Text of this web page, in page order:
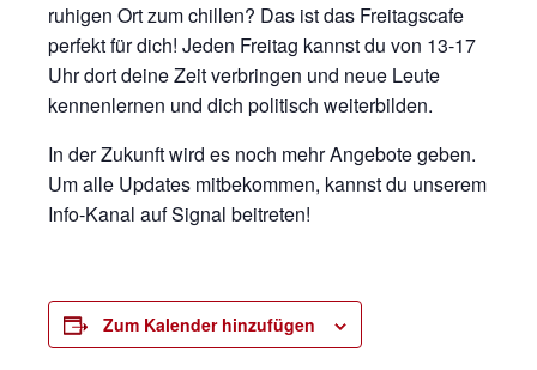
ruhigen Ort zum chillen? Das ist das Freitagscafe
perfekt für dich! Jeden Freitag kannst du von 13-17
Uhr dort deine Zeit verbringen und neue Leute
kennenlernen und dich politisch weiterbilden.
In der Zukunft wird es noch mehr Angebote geben.
Um alle Updates mitbekommen, kannst du unserem
Info-Kanal auf Signal beitreten!
Zum Kalender hinzufügen